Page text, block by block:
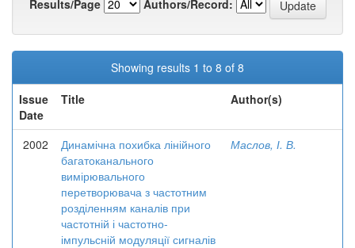
Results/Page
Authors/Record:
Showing results 1 to 8 of 8
Issue
Date
Title Author(s)
2002
Динамічна похибка лінійного
багатоканального
вимірювального
перетворювача з частотним
розділенням каналів при
частотній і частотно-
імпульсній модуляції сигналів
Маслов, І. В.